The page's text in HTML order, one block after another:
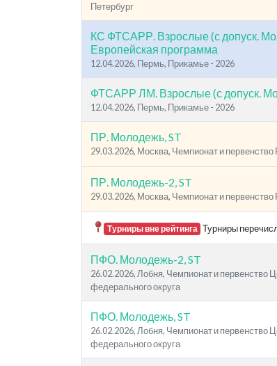
Петербург
КС ФТСАРР. Взрослые (с допуск.
Европейская программа
12.04.2026, Пермь, Прикамье - 2026
ФТСАРР ЛМ. Взрослые (с допуск.
12.04.2026, Пермь, Прикамье - 2026
ПР. Молодежь, ST
29.03.2026, Москва, Чемпионат и первенство
ПР. Молодежь-2, ST
29.03.2026, Москва, Чемпионат и первенство
Турниры вне рейтинга Турниры
ПФО. Молодежь-2, ST
26.02.2026, Лобня, Чемпионат и первенство
федерального округа
ПФО. Молодежь, ST
26.02.2026, Лобня, Чемпионат и первенство
федерального округа